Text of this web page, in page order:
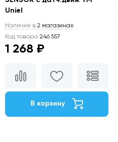
Uniel
Наличие в 2 магазинах
Код товара 246 557
1 268 ₽
В корзину